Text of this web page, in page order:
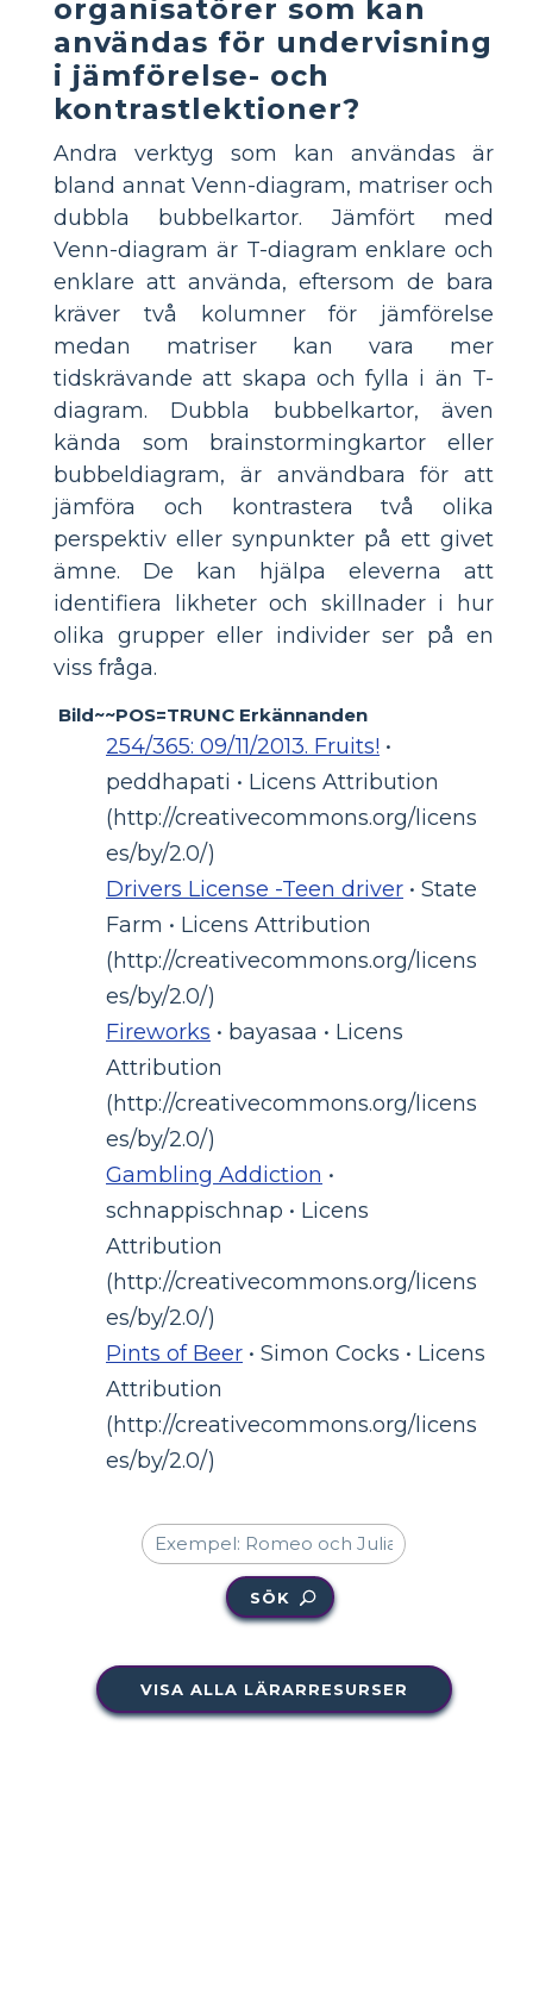
organisatörer som kan
användas för undervisning
i jämförelse- och
kontrastlektioner?
Andra verktyg som kan användas är
bland annat Venn-diagram, matriser och
dubbla bubbelkartor. Jämfört med
Venn-diagram är T-diagram enklare och
enklare att använda, eftersom de bara
kräver två kolumner för jämförelse
medan matriser kan vara mer
tidskrävande att skapa och fylla i än T-
diagram. Dubbla bubbelkartor, även
kända som brainstormingkartor eller
bubbeldiagram, är användbara för att
jämföra och kontrastera två olika
perspektiv eller synpunkter på ett givet
ämne. De kan hjälpa eleverna att
identifiera likheter och skillnader i hur
olika grupper eller individer ser på en
viss fråga.
Bild~~POS=TRUNC Erkännanden
254/365: 09/11/2013. Fruits! •
peddhapati • Licens Attribution
(http://creativecommons.org/licens
es/by/2.0/)
Drivers License -Teen driver • State
Farm • Licens Attribution
(http://creativecommons.org/licens
es/by/2.0/)
Fireworks • bayasaa • Licens
Attribution
(http://creativecommons.org/licens
es/by/2.0/)
Gambling Addiction •
schnappischnap • Licens
Attribution
(http://creativecommons.org/licens
es/by/2.0/)
Pints of Beer • Simon Cocks • Licens
Attribution
(http://creativecommons.org/licens
es/by/2.0/)
SÖK
VISA ALLA LÄRARRESURSER